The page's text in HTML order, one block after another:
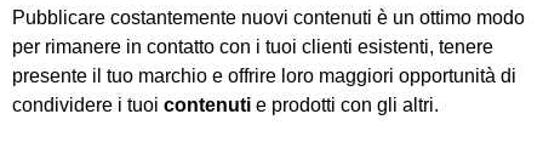
Pubblicare costantemente nuovi contenuti è un ottimo modo
per rimanere in contatto con i tuoi clienti esistenti, tenere
presente il tuo marchio e offrire loro maggiori opportunità di
condividere i tuoi contenuti e prodotti con gli altri.